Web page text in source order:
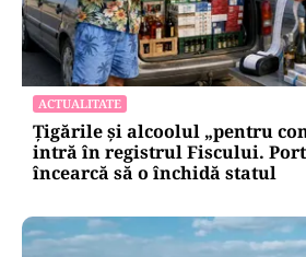
ACTUALITATE
Țigările și alcoolul „pentru
intră în registrul Fiscului.
încearcă să o închidă statul